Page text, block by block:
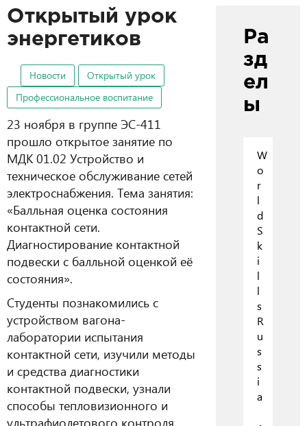
Открытый урок
энергетиков
Новости
Открытый урок
Профессиональное воспитание
23 ноября в группе ЭС-411
прошло открытое занятие по
МДК 01.02 Устройство и
техническое обслуживание сетей
электроснабжения. Тема занятия:
«Балльная оценка состояния
контактной сети.
Диагностирование контактной
подвески с балльной оценкой её
состояния».
Студенты познакомились с
устройством вагона-
лаборатории испытания
контактной сети, изучили методы
и средства диагностики
контактной подвески, узнали
способы тепловизионного и
ультрафиолетового контроля,
Ра
зд
ел
ы
W
o
r
l
d
S
k
i
l
l
s
R
u
s
s
i
a